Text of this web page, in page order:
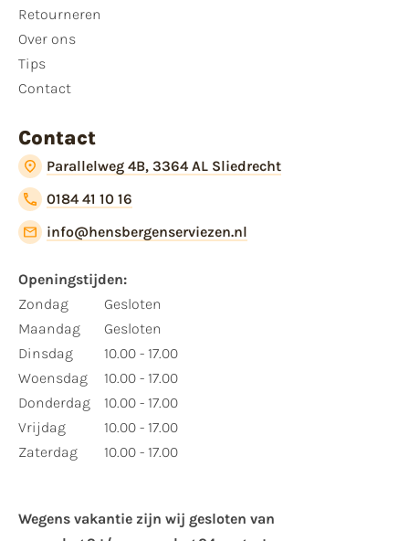
Retourneren
Over ons
Tips
Contact
Contact
Parallelweg 4B, 3364 AL Sliedrecht
0184 41 10 16
info@hensbergenserviezen.nl
Openingstijden:
Zondag
Maandag
Dinsdag
Woensdag
Donderdag
Vrijdag
Zaterdag
Gesloten
Gesloten
10.00 - 17.00
10.00 - 17.00
10.00 - 17.00
10.00 - 17.00
10.00 - 17.00
Wegens vakantie zijn wij gesloten van ​